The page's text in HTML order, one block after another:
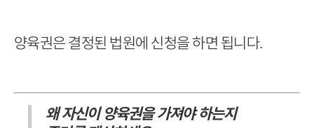
양육권은 결정된 법원에 신청을 하면 됩니다.
왜 자신이 양육권을 가져야 하는지